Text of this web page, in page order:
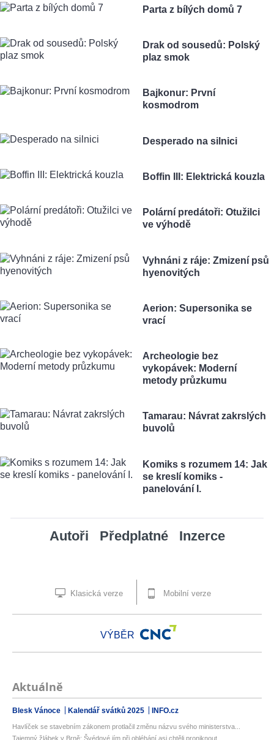
Parta z bílých domů 7
Drak od sousedů: Polský
plaz smok
Bajkonur: První
kosmodrom
Desperado na silnici
Boffin III: Elektrická kouzla
Polární predátoři: Otužilci
ve výhodě
Vyhnáni z ráje: Zmizení psů
hyenovitých
Aerion: Supersonika se
vrací
Archeologie bez
vykopávek: Moderní
metody průzkumu
Tamarau: Návrat zakrslých
buvolů
Komiks s rozumem 14: Jak
se kreslí komiks -
panelování I.
Autoři Předplatné Inzerce
Klasická verze Mobilní verze
VÝBĚR
Aktuálně
Blesk Vánoce Kalendář svátků 2025 INFO.cz
Havlíček se stavebním zákonem protlačil změnu názvu svého ministerstva...
Tajemný žlábek v Brně: Švédové jím při obléhání asi chtěli proniknout ...